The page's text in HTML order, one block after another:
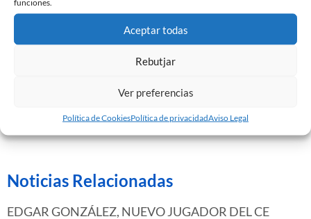
funciones.
Aceptar todas
Rebutjar
Ver preferencias
Política de CookiesPolítica de privacidadAviso Legal
oficial del CE Sabadell FC, SAD.
Todos los participantes tendrán 3 entradas
y hora por confirmar), CE Sabadell – C. At. Saguntino
Noticias Relacionadas
EDGAR GONZÁLEZ, NUEVO JUGADOR DEL CE